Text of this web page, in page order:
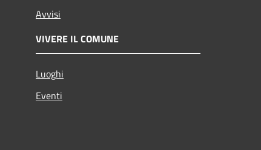
Avvisi
VIVERE IL COMUNE
Luoghi
Eventi